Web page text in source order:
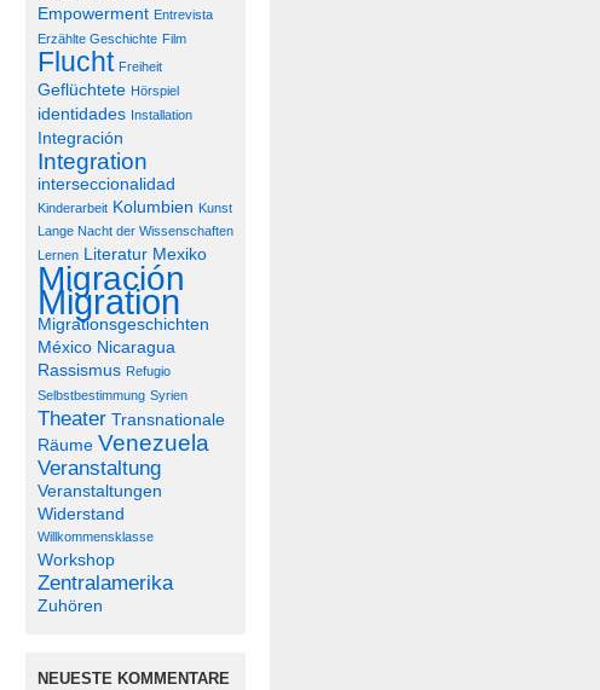
Empowerment Entrevista
Erzählte Geschichte Film
Flucht Freiheit
Geflüchtete Hörspiel
identidades Installation
Integración
Integration
interseccionalidad
Kinderarbeit Kolumbien Kunst
Lange Nacht der Wissenschaften
Lernen Literatur Mexiko
Migración
Migration
Migrationsgeschichten
México Nicaragua
Rassismus Refugio
Selbstbestimmung Syrien
Theater Transnationale
Räume Venezuela
Veranstaltung
Veranstaltungen
Widerstand
Willkommensklasse
Workshop
Zentralamerika
Zuhören
NEUESTE KOMMENTARE